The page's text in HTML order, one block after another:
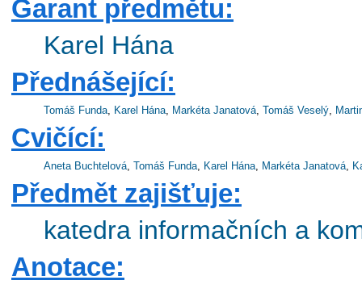
Garant předmětu:
Karel Hána
Přednášející:
Tomáš Funda Karel Hána Markéta Janatová Tomáš Veselý
Cvičící:
Aneta Buchtelová Tomáš Funda Karel Hána Markéta Janatová
Předmět zajišťuje:
katedra informačních a
Anotace: